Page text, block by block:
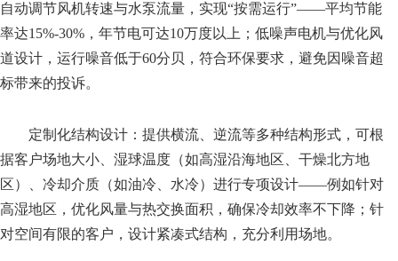
自动调节风机转速与水泵流量，实现“按需运行”——平均节能
率达15%-30%，年节电可达10万度以上；低噪声电机与优化风
道设计，运行噪音低于60分贝，符合环保要求，避免因噪音超
标带来的投诉。
定制化结构设计：提供横流、逆流等多种结构形式，可根
据客户场地大小、湿球温度（如高湿沿海地区、干燥北方地
区）、冷却介质（如油冷、水冷）进行专项设计——例如针对
高湿地区，优化风量与热交换面积，确保冷却效率不下降；针
对空间有限的客户，设计紧凑式结构，充分利用场地。